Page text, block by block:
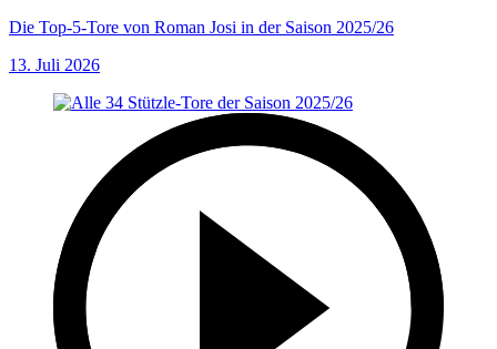
Die Top-5-Tore von Roman Josi in der Saison 2025/26
13. Juli 2026